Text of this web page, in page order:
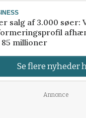
salg af 3.000 søer:
millioner
Se flere nyheder
Annonce